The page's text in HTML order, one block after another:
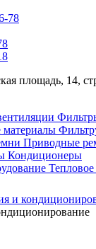
78
площадь, 14,
Приводные
Кондиционеры
и